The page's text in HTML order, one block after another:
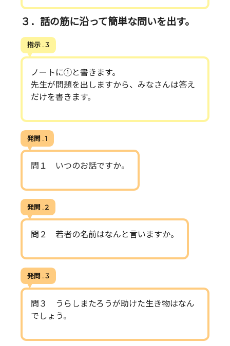
３．話の筋に沿って簡単な問いを出す。
指示 . 3
ノートに①と書きます。
先生が問題を出しますから、みなさんは答え
だけを書きます。
発問 . 1
問１ いつのお話ですか。
発問 . 2
問２ 若者の名前はなんと言いますか。
発問 . 3
問３ うらしまたろうが助けた生き物はなん
でしょう。